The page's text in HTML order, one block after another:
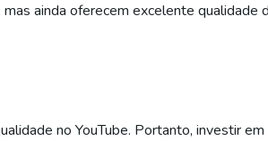
ainda oferecem excelente qualidade
no YouTube. Portanto, investir